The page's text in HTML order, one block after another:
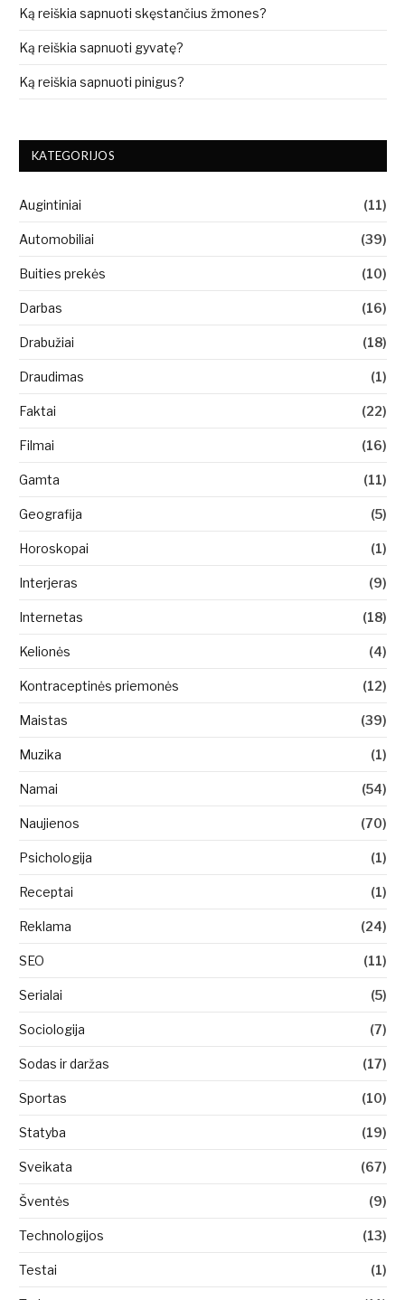
Ką reiškia sapnuoti skęstančius žmones?
Ką reiškia sapnuoti gyvatę?
Ką reiškia sapnuoti pinigus?
KATEGORIJOS
Augintiniai (11)
Automobiliai (39)
Buities prekės (10)
Darbas (16)
Drabužiai (18)
Draudimas (1)
Faktai (22)
Filmai (16)
Gamta (11)
Geografija (5)
Horoskopai (1)
Interjeras (9)
Internetas (18)
Kelionės (4)
Kontraceptinės priemonės (12)
Maistas (39)
Muzika (1)
Namai (54)
Naujienos (70)
Psichologija (1)
Receptai (1)
Reklama (24)
SEO (11)
Serialai (5)
Sociologija (7)
Sodas ir daržas (17)
Sportas (10)
Statyba (19)
Sveikata (67)
Šventės (9)
Technologijos (13)
Testai (1)